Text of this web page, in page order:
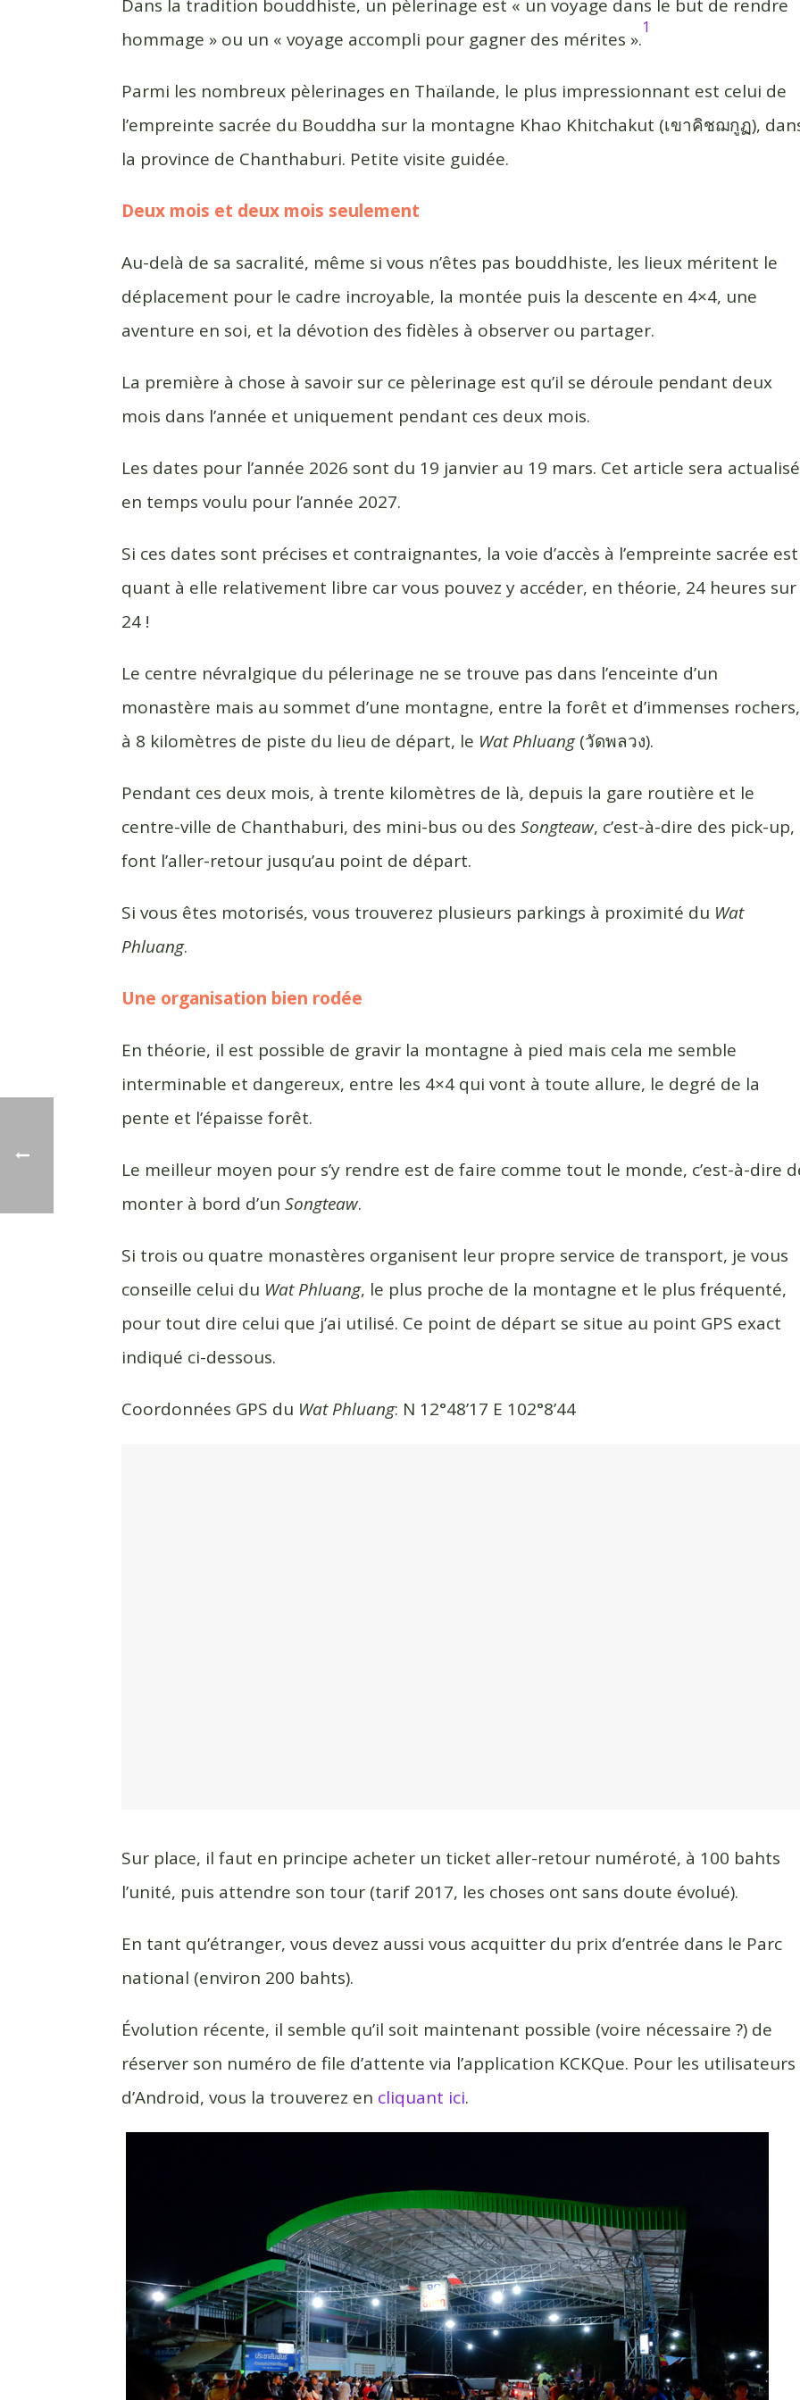
b
o
k
t
r
a
e
r
Dans la tradition bouddhiste, un pèlerinage est « un voyage dans le but de rendre
hommage » ou un « voyage accompli pour gagner des mérites ».
1
Parmi les nombreux pèlerinages en Thaïlande, le plus impressionnant est celui de
l’empreinte sacrée du Bouddha sur la montagne Khao Khitchakut (เขาคิชฌกูฏ),
la province de Chanthaburi. Petite visite guidée.
Deux mois et deux mois seulement
Au-delà de sa sacralité, même si vous n’êtes pas bouddhiste, les lieux méritent le
déplacement pour le cadre incroyable, la montée puis la descente en 4×4, une
aventure en soi, et la dévotion des fidèles à observer ou partager.
La première à chose à savoir sur ce pèlerinage est qu’il se déroule pendant deux
mois dans l’année et uniquement pendant ces deux mois.
Les dates pour l’année 2026 sont du 19 janvier au 19 mars. Cet article sera actualisé
en temps voulu pour l’année 2027.
Si ces dates sont précises et contraignantes, la voie d’accès à l’empreinte sacrée est
quant à elle relativement libre car vous pouvez y accéder, en théorie, 24 heures sur
24 !
Le centre névralgique du pélerinage ne se trouve pas dans l’enceinte d’un
monastère mais au sommet d’une montagne, entre la forêt et d’immenses rochers,
à 8 kilomètres de piste du lieu de départ, le Wat Phluang(วัดพลวง).
Pendant ces deux mois, à trente kilomètres de là, depuis la gare routière et le
centre-ville de Chanthaburi, des mini-bus ou des Songteaw, c’est-à-dire des pick-up,
font l’aller-retour jusqu’au point de départ.
Si vous êtes motorisés, vous trouverez plusieurs parkings à proximité du Wat
Phluang.
Une organisation bien rodée
En théorie, il est possible de gravir la montagne à pied mais cela me semble
interminable et dangereux, entre les 4×4 qui vont à toute allure, le degré de la
pente et l’épaisse forêt.
Le meilleur moyen pour s’y rendre est de faire comme tout le monde, c’est-à-dire
monter à bord d’un Songteaw.
Si trois ou quatre monastères organisent leur propre service de transport, je vous
conseille celui du Wat Phluang, le plus proche de la montagne et le plus fréquenté,
pour tout dire celui que j’ai utilisé. Ce point de départ se situe au point GPS exact
indiqué ci-dessous.
Coordonnées GPS du Wat Phluang: N 12°48’17 E 102°8’44
Sur place, il faut en principe acheter un ticket aller-retour numéroté, à 100 bahts
l’unité, puis attendre son tour (tarif 2017, les choses ont sans doute évolué).
En tant qu’étranger, vous devez aussi vous acquitter du prix d’entrée dans le Parc
national (environ 200 bahts).
Évolution récente, il semble qu’il soit maintenant possible (voire nécessaire ?) de
réserver son numéro de file d’attente via l’application KCKQue. Pour les utilisateurs
d’Android, vous la trouverez en cliquant ici.